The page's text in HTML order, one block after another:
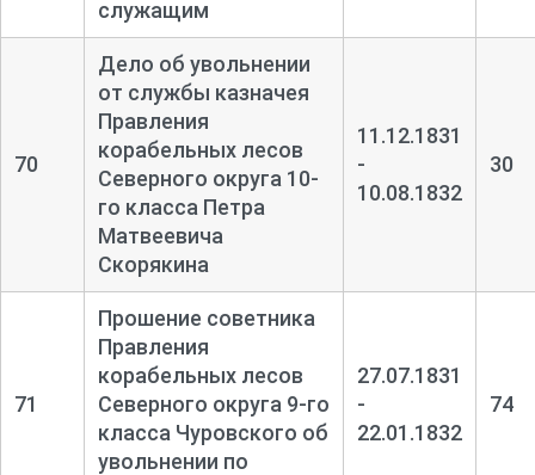
служащим
70
Дело об увольнении
от службы казначея
Правления
корабельных лесов
Северного округа 10-
го класса Петра
Матвеевича
Скорякина
11.12.1831
-
10.08.1832
30
71
Прошение советника
Правления
корабельных лесов
Северного округа 9-го
класса Чуровского об
увольнении по
27.07.1831
-
22.01.1832
74